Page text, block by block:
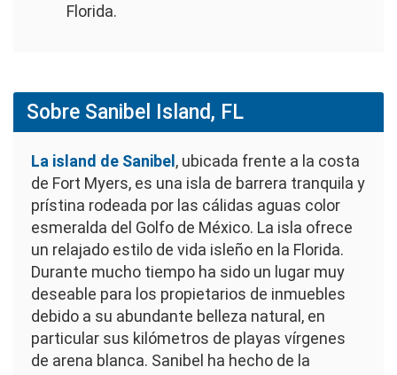
Florida.
Sobre Sanibel Island, FL
La island de Sanibel, ubicada frente a la costa
de Fort Myers, es una isla de barrera tranquila y
prístina rodeada por las cálidas aguas color
esmeralda del Golfo de México. La isla ofrece
un relajado estilo de vida isleño en la Florida.
Durante mucho tiempo ha sido un lugar muy
deseable para los propietarios de inmuebles
debido a su abundante belleza natural, en
particular sus kilómetros de playas vírgenes
de arena blanca. Sanibel ha hecho de la